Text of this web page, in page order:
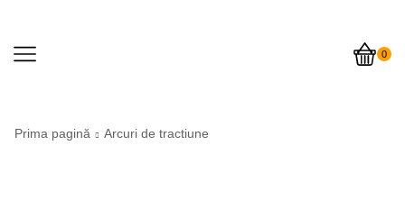
0
Prima pagină Arcuri de tractiune